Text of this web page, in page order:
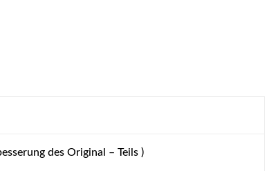
des Original – Teils )